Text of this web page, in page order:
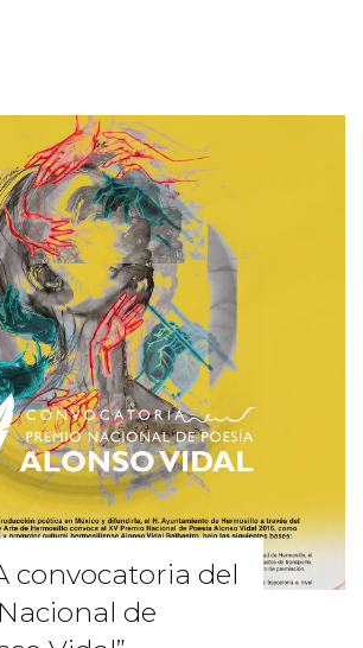
convocatoria del
de